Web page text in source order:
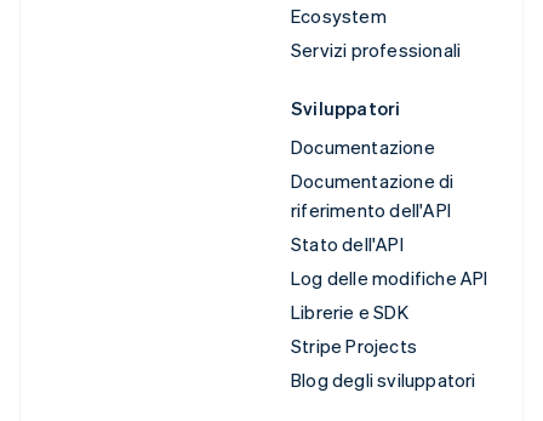
Ecosystem
Servizi professionali
Sviluppatori
Documentazione
Documentazione di
riferimento dell'API
Stato dell'API
Log delle modifiche API
Librerie e SDK
Stripe Projects
Blog degli sviluppatori